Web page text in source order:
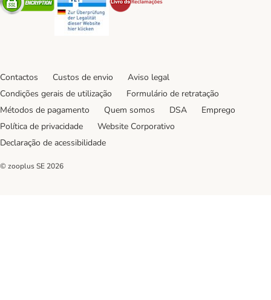
Contactos Custos de envio
Aviso legal
Condições gerais de utilização
Formulário de retratação
Métodos de pagamento
Quem somos DSA
Emprego
Política de privacidade
Website Corporativo
Declaração de acessibilidade
© zooplus SE 2026